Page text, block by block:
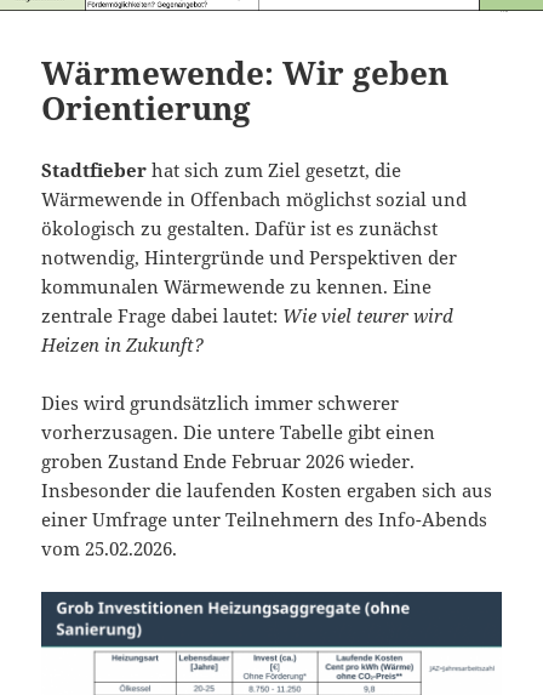
Wärmewende: Wir geben
Orientierung
Stadtfieber hat sich zum Ziel gesetzt, die
Wärmewende in Offenbach möglichst sozial und
ökologisch zu gestalten. Dafür ist es zunächst
notwendig, Hintergründe und Perspektiven der
kommunalen Wärmewende zu kennen. Eine
zentrale Frage dabei lautet: Wie viel teurer wird
Heizen in Zukunft?
Dies wird grundsätzlich immer schwerer
vorherzusagen. Die untere Tabelle gibt einen
groben Zustand Ende Februar 2026 wieder.
Insbesonder die laufenden Kosten ergaben sich aus
einer Umfrage unter Teilnehmern des Info-Abends
vom 25.02.2026.